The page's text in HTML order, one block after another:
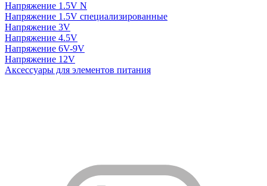
Напряжение 1.5V N
Напряжение 1.5V специализированные
Напряжение 3V
Напряжение 4.5V
Напряжение 6V-9V
Напряжение 12V
Аксессуары для элементов питания